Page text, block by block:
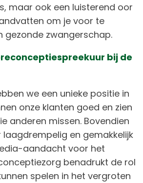
maar ook een luisterend oor
om je voor te
gezonde zwangerschap.
bij de
we een unieke positie in
onze klanten goed en zien
anderen missen. Bovendien
laagdrempelig en gemakkelijk
aandacht voor het
benadrukt de rol
spelen in het vergroten